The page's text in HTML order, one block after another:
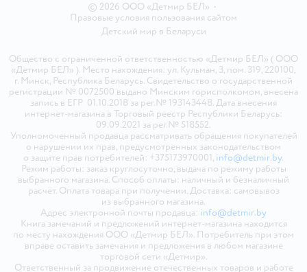
© 2026 ООО «Детмир БЕЛ» •
Правовые условия пользования сайтом
Детский мир в Беларуси
Общество с ограниченной ответственностью «Детмир БЕЛ» ( ООО
«Детмир БЕЛ» ). Место нахождения: ул. Кульман, 3, пом. 319, 220100,
г. Минск, Республика Беларусь. Свидетельство о государственной
регистрации № 0072500 выдано Минским горисполкомом, внесена
запись в ЕГР 01.10.2018 за рег.№ 193143448. Дата внесения
интернет-магазина в Торговый реестр Республики Беларусь:
09.09.2021 за рег.№ 518552.
Уполномоченный продавца рассматривать обращения покупателей
о нарушении их прав, предусмотренных законодательством
о защите прав потребителей: +375173970001, info@detmir.by.
Режим работы: заказ круглосуточно, выдача по режиму работы
выбранного магазина. Способ оплаты: наличный и безналичный
расчёт. Оплата товара при получении. Доставка: самовывоз
из выбранного магазина.
Адрес электронной почты продавца: info@detmir.by
Книга замечаний и предложений интернет-магазина находится
по месту нахождения ООО «Детмир БЕЛ». Потребитель при этом
вправе оставить замечания и предложения в любом магазине
торговой сети «Детмир».
Ответственный за продвижение отечественных товаров и работе